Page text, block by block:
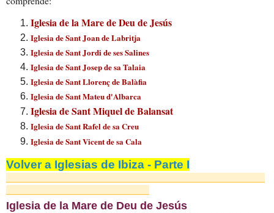
Iglesia de la Mare de Deu de Jesús
Iglesia de Sant Joan de Labritja
Iglesia de Sant Jordi de ses Salines
Iglesia de Sant Josep de sa Talaia
Iglesia de Sant Llorenç de Balàfia
Iglesia de Sant Mateu d'Albarca
Iglesia de Sant Miquel de Balansat
Iglesia de Sant Rafel de sa Creu
Iglesia de Sant Vicent de sa Cala
Volver a Iglesias de Ibiza - Parte I
Iglesia de la Mare de Deu de Jesús